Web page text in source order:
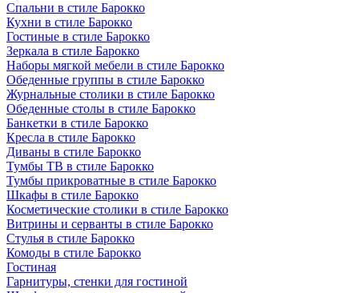
Спальни в стиле Барокко
Кухни в стиле Барокко
Гостиные в стиле Барокко
Зеркала в стиле Барокко
Наборы мягкой мебели в стиле Барокко
Обеденные группы в стиле Барокко
Журнальные столики в стиле Барокко
Обеденные столы в стиле Барокко
Банкетки в стиле Барокко
Кресла в стиле Барокко
Диваны в стиле Барокко
Тумбы ТВ в стиле Барокко
Тумбы прикроватные в стиле Барокко
Шкафы в стиле Барокко
Косметические столики в стиле Барокко
Витрины и серванты в стиле Барокко
Стулья в стиле Барокко
Комоды в стиле Барокко
Гостиная
Гарнитуры, стенки для гостиной